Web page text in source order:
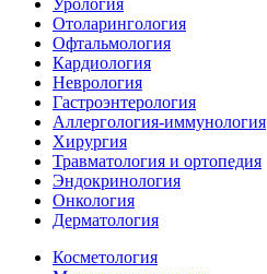
Урология
Отоларингология
Офтальмология
Кардиология
Неврология
Гастроэнтерология
Аллергология-иммунология
Хирургия
Травматология и ортопедия
Эндокринология
Онкология
Дерматология
Косметология